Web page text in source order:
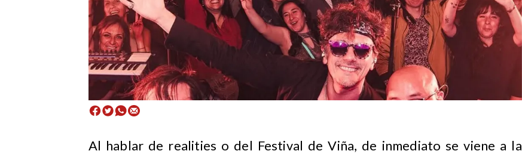
​Al hablar de realities o del Festival de Viña, de inmediato se viene a la